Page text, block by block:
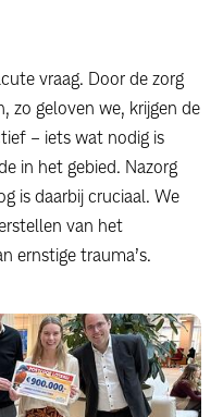
vraag. Door de zorg
zo geloven we, krijgen de
– iets wat nodig is
in het gebied. Nazorg
is daarbij cruciaal. We
van het
ernstige trauma’s.